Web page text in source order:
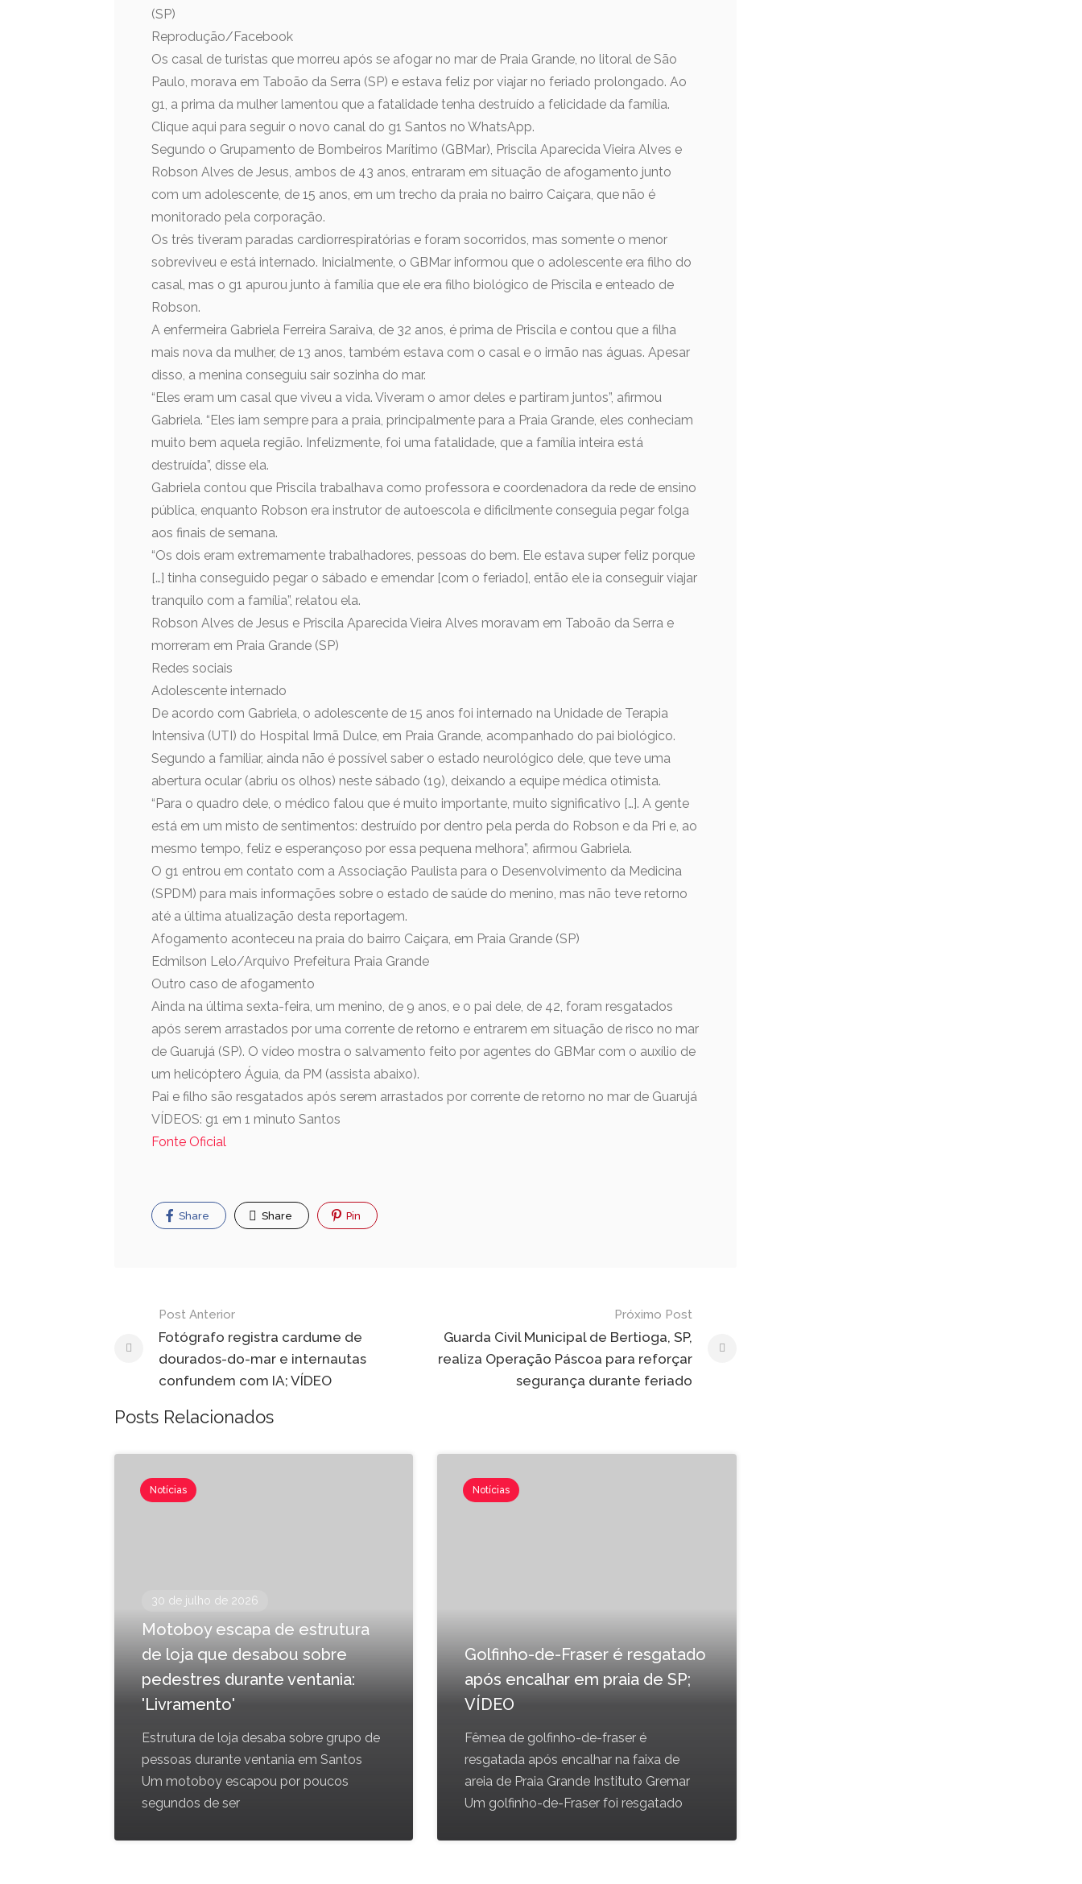
(SP)
Reprodução/Facebook
Os casal de turistas que morreu após se afogar no mar de Praia Grande, no litoral de São
Paulo, morava em Taboão da Serra (SP) e estava feliz por viajar no feriado prolongado. Ao
g1, a prima da mulher lamentou que a fatalidade tenha destruído a felicidade da família.
Clique aqui para seguir o novo canal do g1 Santos no WhatsApp.
Segundo o Grupamento de Bombeiros Marítimo (GBMar), Priscila Aparecida Vieira Alves e
Robson Alves de Jesus, ambos de 43 anos, entraram em situação de afogamento junto
com um adolescente, de 15 anos, em um trecho da praia no bairro Caiçara, que não é
monitorado pela corporação.
Os três tiveram paradas cardiorrespiratórias e foram socorridos, mas somente o menor
sobreviveu e está internado. Inicialmente, o GBMar informou que o adolescente era filho do
casal, mas o g1 apurou junto à família que ele era filho biológico de Priscila e enteado de
Robson.
A enfermeira Gabriela Ferreira Saraiva, de 32 anos, é prima de Priscila e contou que a filha
mais nova da mulher, de 13 anos, também estava com o casal e o irmão nas águas. Apesar
disso, a menina conseguiu sair sozinha do mar.
“Eles eram um casal que viveu a vida. Viveram o amor deles e partiram juntos”, afirmou
Gabriela. “Eles iam sempre para a praia, principalmente para a Praia Grande, eles conheciam
muito bem aquela região. Infelizmente, foi uma fatalidade, que a família inteira está
destruída”, disse ela.
Gabriela contou que Priscila trabalhava como professora e coordenadora da rede de ensino
pública, enquanto Robson era instrutor de autoescola e dificilmente conseguia pegar folga
aos finais de semana.
“Os dois eram extremamente trabalhadores, pessoas do bem. Ele estava super feliz porque
[…] tinha conseguido pegar o sábado e emendar [com o feriado], então ele ia conseguir viajar
tranquilo com a família”, relatou ela.
Robson Alves de Jesus e Priscila Aparecida Vieira Alves moravam em Taboão da Serra e
morreram em Praia Grande (SP)
Redes sociais
Adolescente internado
De acordo com Gabriela, o adolescente de 15 anos foi internado na Unidade de Terapia
Intensiva (UTI) do Hospital Irmã Dulce, em Praia Grande, acompanhado do pai biológico.
Segundo a familiar, ainda não é possível saber o estado neurológico dele, que teve uma
abertura ocular (abriu os olhos) neste sábado (19), deixando a equipe médica otimista.
“Para o quadro dele, o médico falou que é muito importante, muito significativo […]. A gente
está em um misto de sentimentos: destruído por dentro pela perda do Robson e da Pri e, ao
mesmo tempo, feliz e esperançoso por essa pequena melhora”, afirmou Gabriela.
O g1 entrou em contato com a Associação Paulista para o Desenvolvimento da Medicina
(SPDM) para mais informações sobre o estado de saúde do menino, mas não teve retorno
até a última atualização desta reportagem.
Afogamento aconteceu na praia do bairro Caiçara, em Praia Grande (SP)
Edmilson Lelo/Arquivo Prefeitura Praia Grande
Outro caso de afogamento
Ainda na última sexta-feira, um menino, de 9 anos, e o pai dele, de 42, foram resgatados
após serem arrastados por uma corrente de retorno e entrarem em situação de risco no mar
de Guarujá (SP). O vídeo mostra o salvamento feito por agentes do GBMar com o auxílio de
um helicóptero Águia, da PM (assista abaixo).
Pai e filho são resgatados após serem arrastados por corrente de retorno no mar de Guarujá
VÍDEOS: g1 em 1 minuto Santos
Fonte Oficial
Share Share Pin
Navegação
de
Post
Post Anterior
Fotógrafo registra cardume de
dourados-do-mar e internautas
confundem com IA; VÍDEO
Próximo Post
Guarda Civil Municipal de Bertioga, SP,
realiza Operação Páscoa para reforçar
segurança durante feriado
Posts Relacionados
Notícias
30 de julho de 2026
Motoboy escapa de estrutura
de loja que desabou sobre
pedestres durante ventania:
'Livramento'
Estrutura de loja desaba sobre grupo de
pessoas durante ventania em Santos
Um motoboy escapou por poucos
segundos de ser
Notícias
Golfinho-de-Fraser é resgatado
após encalhar em praia de SP;
VÍDEO
Fêmea de golfinho-de-fraser é
resgatada após encalhar na faixa de
areia de Praia Grande Instituto Gremar
Um golfinho-de-Fraser foi resgatado